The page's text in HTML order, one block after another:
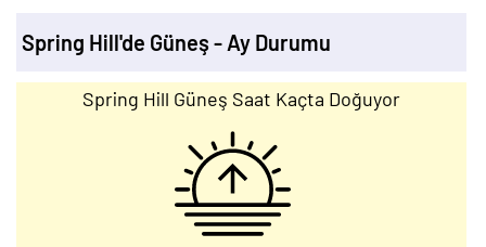
Spring Hill'de Güneş - Ay Durumu
Spring Hill Güneş Saat Kaçta Doğuyor